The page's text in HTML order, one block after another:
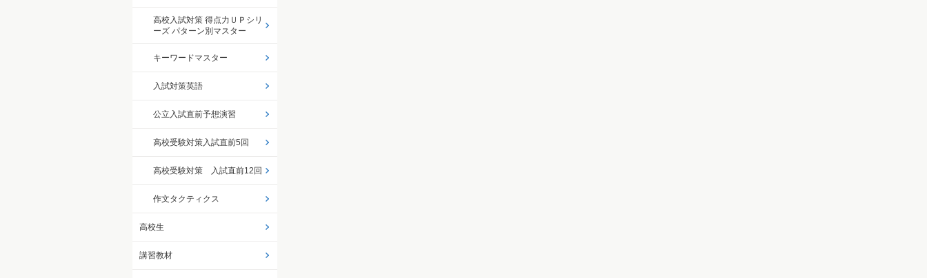
高校入試対策 得点力ＵＰシリ
ーズ パターン別マスター
キーワードマスター
入試対策英語
公立入試直前予想演習
高校受験対策入試直前5回
高校受験対策 入試直前12回
作文タクティクス
高校生
講習教材